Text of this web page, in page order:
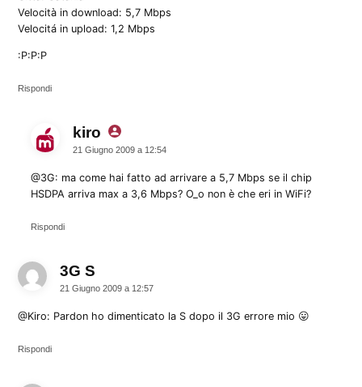
Velocità in download: 5,7 Mbps
Velocitá in upload: 1,2 Mbps
:P:P:P
Rispondi
kiro dice:
21 Giugno 2009 a 12:54
@3G: ma come hai fatto ad arrivare a 5,7 Mbps se il chip
HSDPA arriva max a 3,6 Mbps? O_o non è che eri in WiFi?
Rispondi
3G S
21 Giugno 2009 a 12:57
@Kiro: Pardon ho dimenticato la S dopo il 3G errore mio 😛
Rispondi